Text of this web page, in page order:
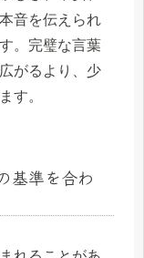
音を伝えられ
。完璧な言葉
がるより、少
す。
基準を合わ